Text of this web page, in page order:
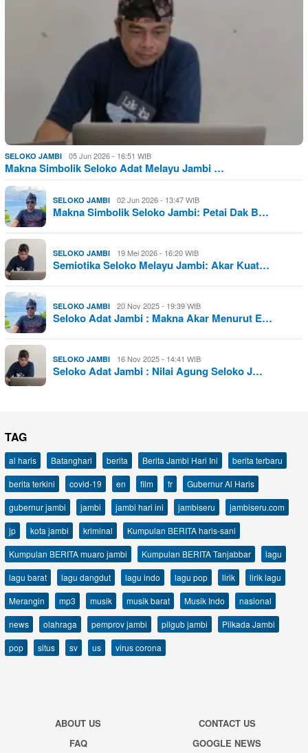
SELOKO JAMBI 05 Jun 2026 - 16:51 WIB
Makna Simbolik Seloko Adat Melayu Jambi …
SELOKO JAMBI 02 Jun 2026 - 13:47 WIB
Makna Simbolik Seloko Jambi: Petai Dak B…
SELOKO JAMBI 19 Mei 2026 - 16:20 WIB
Semiotika Seloko Melayu Jambi: Akar Kuat…
SELOKO JAMBI 20 Nov 2025 - 19:39 WIB
Seloko Adat Jambi : Makna Akar Menurut E…
SELOKO JAMBI 16 Nov 2025 - 14:41 WIB
Seloko Adat Jambi : Nilai Agung Seloko J…
TAG
al haris Batanghari berita Berita Jambi Hari Ini
berita terbaru
berita terkini
covid-19 en film fr
Gubernur Al Haris
gubernur jambi
jambi jambi hari ini jambiseru
jambiseru.com
jp
kota jambi kriminal
Kumpulan BERITA haris-sani
Kumpulan BERITA muaro jambi
Kumpulan BERITA Tanjabbar
lagu
lagu barat
lagu dangdut lagu indo lagu pop lirik
lirik lagu
Merangin
mp3 musik musik barat Musik Indo
nasional
news
olahraga pemprov jambi pilgub jambi
Pilkada Jambi
pop
situs sv us virus corona
ABOUT US
CONTACT US
FAQ
GOOGLE NEWS